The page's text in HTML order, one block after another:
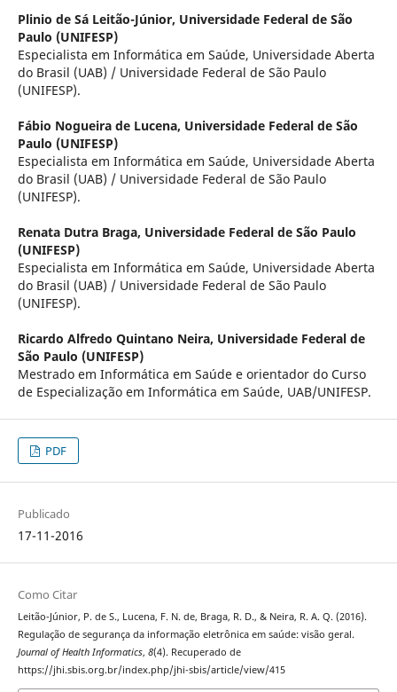
Plinio de Sá Leitão-Júnior, Universidade Federal de São
Paulo (UNIFESP)
Especialista em Informática em Saúde, Universidade Aberta
do Brasil (UAB) / Universidade Federal de São Paulo
(UNIFESP).
Fábio Nogueira de Lucena, Universidade Federal de São
Paulo (UNIFESP)
Especialista em Informática em Saúde, Universidade Aberta
do Brasil (UAB) / Universidade Federal de São Paulo
(UNIFESP).
Renata Dutra Braga, Universidade Federal de São Paulo
(UNIFESP)
Especialista em Informática em Saúde, Universidade Aberta
do Brasil (UAB) / Universidade Federal de São Paulo
(UNIFESP).
Ricardo Alfredo Quintano Neira, Universidade Federal de
São Paulo (UNIFESP)
Mestrado em Informática em Saúde e orientador do Curso
de Especialização em Informática em Saúde, UAB/UNIFESP.
PDF
Publicado
17-11-2016
Como Citar
Leitão-Júnior, P. de S., Lucena, F. N. de, Braga, R. D., & Neira, R. A. Q. (2016).
Regulação de segurança da informação eletrônica em saúde: visão geral.
Journal of Health Informatics, 8(4). Recuperado de
https://jhi.sbis.org.br/index.php/jhi-sbis/article/view/415